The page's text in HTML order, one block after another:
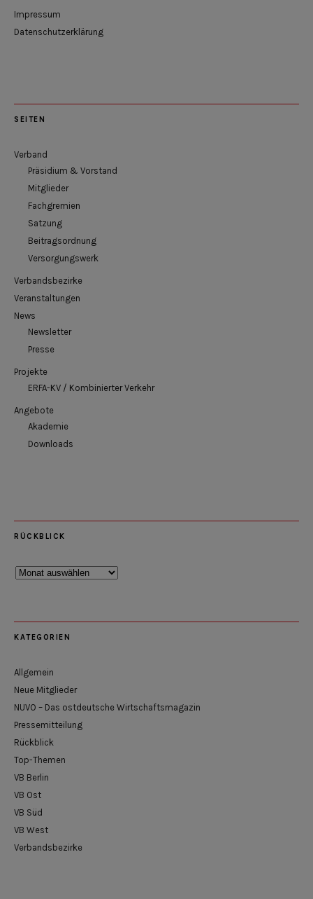
Impressum
Datenschutzerklärung
SEITEN
Verband
Präsidium & Vorstand
Mitglieder
Fachgremien
Satzung
Beitragsordnung
Versorgungswerk
Verbandsbezirke
Veranstaltungen
News
Newsletter
Presse
Projekte
ERFA-KV / Kombinierter Verkehr
Angebote
Akademie
Downloads
RÜCKBLICK
Rückblick
KATEGORIEN
Allgemein
Neue Mitglieder
NUVO – Das ostdeutsche Wirtschaftsmagazin
Pressemitteilung
Rückblick
Top-Themen
VB Berlin
VB Ost
VB Süd
VB West
Verbandsbezirke